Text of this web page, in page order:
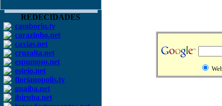
REDECIDADES
camboriu.tv
carazinho.net
caxias.net
cruzalta.net
espumoso.net
esteio.net
florianopolis.tv
guaiba.net
ibiruba.net